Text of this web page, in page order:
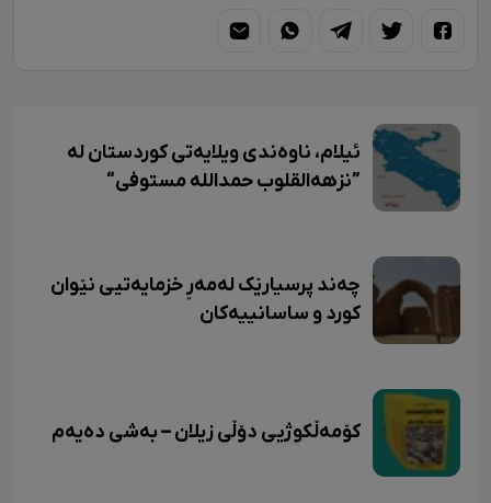
ئیلام، ناوەندی ویلایەتی کوردستان لە
”نزهەالقلوب حمداللە مستوفی“
چەند پرسیارێک لەمەڕ خزمایەتیی نێوان
کورد و ساسانییەکان
کۆمەڵکوژیی دۆڵی زیلان – بەشی دەیەم